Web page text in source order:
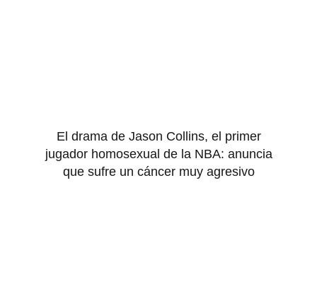
El drama de Jason Collins, el primer
jugador homosexual de la NBA: anuncia
que sufre un cáncer muy agresivo